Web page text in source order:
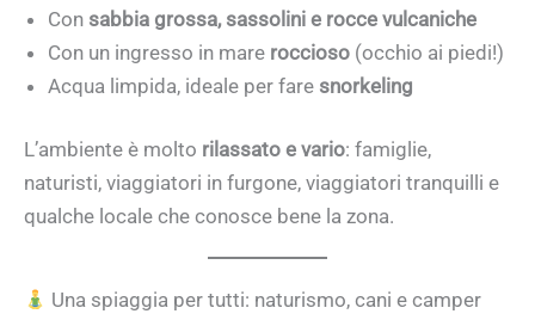
Con sabbia grossa, sassolini e rocce vulcaniche
Con un ingresso in mare roccioso (occhio ai piedi!)
Acqua limpida, ideale per fare snorkeling
L’ambiente è molto rilassato e vario: famiglie,
naturisti, viaggiatori in furgone, viaggiatori tranquilli e
qualche locale che conosce bene la zona.
Una spiaggia per tutti: naturismo, cani e camper